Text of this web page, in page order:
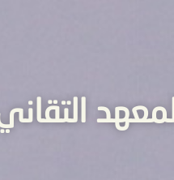
التقاني